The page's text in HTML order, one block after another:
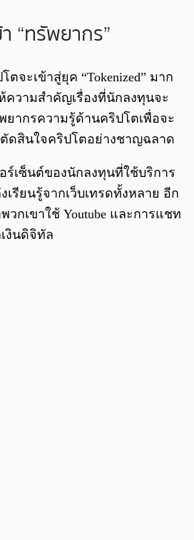
“ทรัพยากร”
จะเข้าสู่ยุค “Tokenized” มาก
ความสำคัญเรื่องที่นักลงทุนจะ
ยากรความรู้ด้านคริปโตเพื่อจะ
ดสินใจคริปโตอย่างชาญฉลาด
ร์เซ็นต์ของนักลงทุนที่ใช้บริการ
เรียนรู้จากเว็บเทรดทั้งหลาย อีก
วกเขาใช้ Youtube และการแชท
งินดิจิทัล